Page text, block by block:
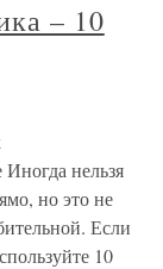
– 10
нельзя
но это не
Если
10